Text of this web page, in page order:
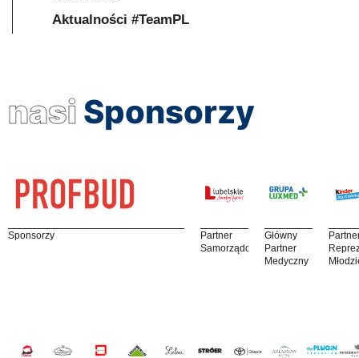
Aktualności #TeamPL
nasi Sponsorzy
Sponsorzy
Partner
Samorządowy
Główny
Partner
Medyczny